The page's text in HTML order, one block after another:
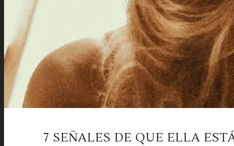
7 SEÑALES DE QUE ELLA